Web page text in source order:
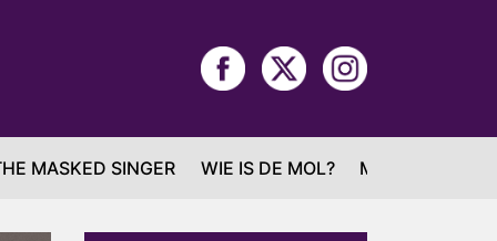
MASKED SINGER WIE IS DE MOL? MAFS